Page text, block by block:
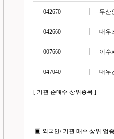
042670 두산
042660 대우
007660 이수
047040 대우
[ 기관 순매수 상위종목 ]
▣ 외국인/ 기관 매수 상위 업종